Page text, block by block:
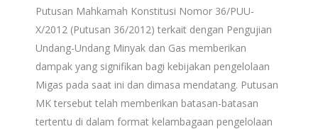
Putusan Mahkamah Konstitusi Nomor 36/PUU-
X/2012 (Putusan 36/2012) terkait dengan Pengujian
Undang-Undang Minyak dan Gas memberikan
dampak yang signifikan bagi kebijakan pengelolaan
Migas pada saat ini dan dimasa mendatang. Putusan
MK tersebut telah memberikan batasan-batasan
tertentu di dalam format kelambagaan pengelolaan